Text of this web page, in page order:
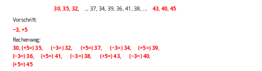
30, 35, 32,
... 37, 34, 39, 36, 41, 38, ...
43, 40, 45
Vorschrift:
−3, +5
Rechenweg:
30, (+5=) 35, (−3=) 32, (+5=) 37, (−3=) 34, (+5=) 39,
(−3=) 36, (+5=) 41, (−3=) 38, (+5=) 43, (−3=) 40,
(+5=) 45